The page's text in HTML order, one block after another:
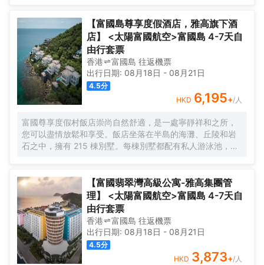
的聚會和活動設施.
【富國島尊享度假酒店，雅高旗下酒
店】 <太陽富國航空>富國島 4-7天自
由行套票
香港 富國島 往返機票
出行日期: 08月18日 - 08月21日
4.5分
HKD 6,195+/人
富國尊享度假村飯店崇尚自然舒適，是一處寧靜祥和之所，
您可以盡情放鬆和享受。飯店坐落在半島的海灘、丘陵和岩
石之中，擁有 215 棟別墅。每棟別墅都配有私人游泳池，設
【富國翡翠灣高級公寓-雅高集團管
理】 <太陽富國航空>富國島 4-7天自
由行套票
香港 富國島 往返機票
出行日期: 08月18日 - 08月21日
4.5分
HKD 3,873+/人